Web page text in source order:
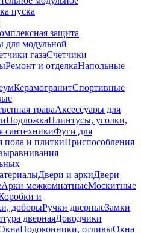
пуска
защита
для модульной
газаСчетчики
Ремонт и отделкаНапольные
КерамогранитСпортивные
траваАксессуары для
ПодложкаПлинтусы, уголки,
сантехникиФуги для
и плиткиПриспособления
Двери и аркиДвери
Арки межкомнатныеМоскитные
и
доборыРучки дверныеЗамки
двернаяДоводчики
Подоконники, отливыОкна